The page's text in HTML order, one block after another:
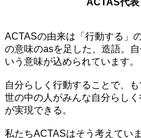
ACTAS代表
ACTASの由来は「行動する」
の意味のasを足した、造語。
いう意味が込められています。
自分らしく行動することで、
世の中の人がみんな自分らし
が実現できる。
私たちACTASはそう考えていま